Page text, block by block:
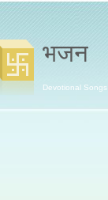
भजन
Devotional Songs